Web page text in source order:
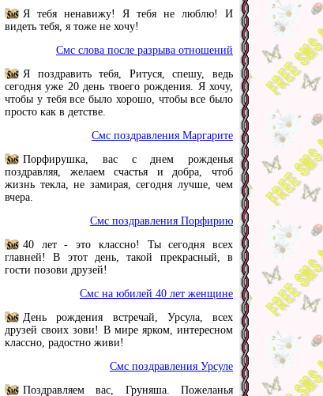
Я тебя ненавижу! Я тебя не люблю! И
видеть тебя, я тоже не хочу!
Смс слова после разрыва отношений
Я поздравить тебя, Ритуся, спешу, ведь
сегодня уже 20 день твоего рождения. Я хочу,
чтобы у тебя все было хорошо, чтобы все было
просто как в детстве.
Смс поздравления Маргарите
Порфирушка, вас с днем рожденья
поздравляя, желаем счастья и добра, чтоб
жизнь текла, не замирая, сегодня лучше, чем
вчера.
Смс поздравления Порфирию
40 лет - это классно! Ты сегодня всех
главней! В этот день, такой прекрасный, в
гости позови друзей!
Смс на юбилей 40 лет женщине
День рождения встречай, Урсула, всех
друзей своих зови! В мире ярком, интересном
классно, радостно живи!
Смс поздравления Урсуле
Поздравляем вас, Груняша. Пожеланья